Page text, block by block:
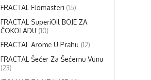
FRACTAL Flomasteri (15)
FRACTAL SuperiOil BOJE ZA
ČOKOLADU (10)
FRACTAL Arome U Prahu (12)
FRACTAL Šećer Za Šećernu Vunu
(23)